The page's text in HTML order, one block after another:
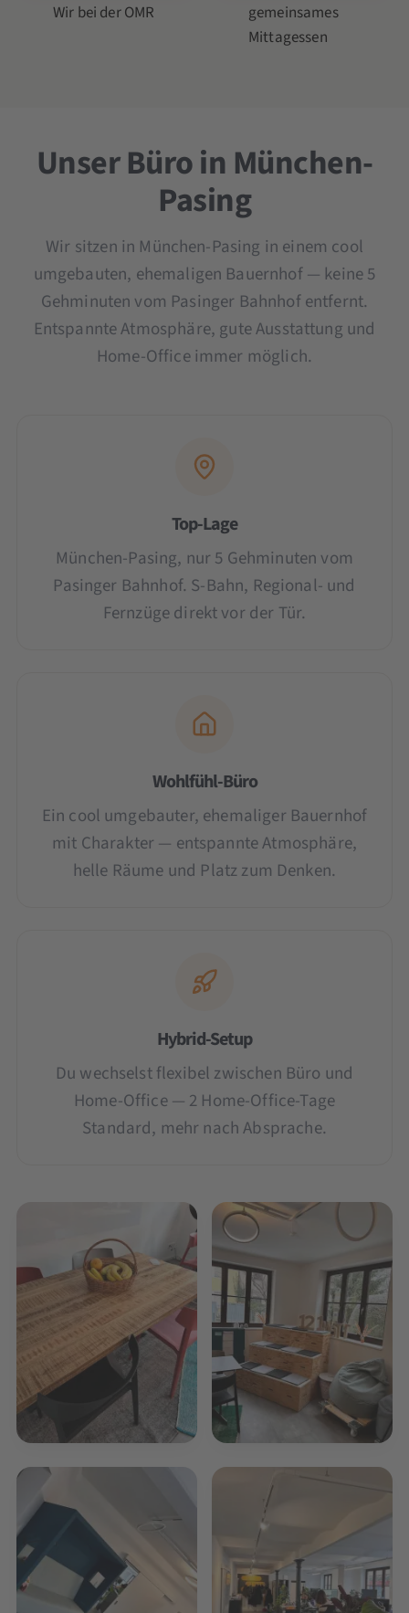
Wir bei der OMR
gemeinsames
Mittagessen
Unser Büro in München-
Pasing
Wir sitzen in München-Pasing in einem cool
umgebauten, ehemaligen Bauernhof — keine 5
Gehminuten vom Pasinger Bahnhof entfernt.
Entspannte Atmosphäre, gute Ausstattung und
Home-Office immer möglich.
Top-Lage
München-Pasing, nur 5 Gehminuten vom
Pasinger Bahnhof. S-Bahn, Regional- und
Fernzüge direkt vor der Tür.
Wohlfühl-Büro
Ein cool umgebauter, ehemaliger Bauernhof
mit Charakter — entspannte Atmosphäre,
helle Räume und Platz zum Denken.
Hybrid-Setup
Du wechselst flexibel zwischen Büro und
Home-Office — 2 Home-Office-Tage
Standard, mehr nach Absprache.